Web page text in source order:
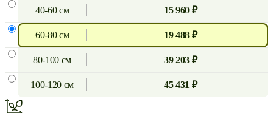
40-60 см 15 960 ₽
60-80 см 19 488 ₽
80-100 см 39 203 ₽
100-120 см 45 431 ₽